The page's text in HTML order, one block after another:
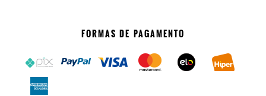
FORMAS DE PAGAMENTO